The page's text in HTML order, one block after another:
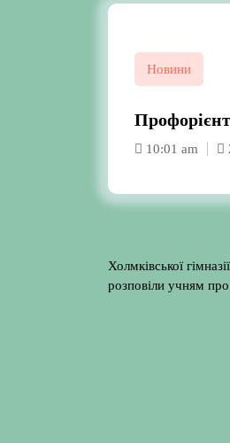
Новини
10:01 am
Холмківської
розповіли учням